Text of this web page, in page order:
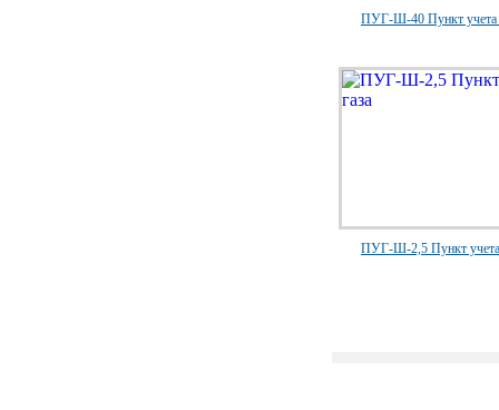
ПУГ-Ш-40 Пункт учета
ПУГ-Ш-2,5 Пункт учета